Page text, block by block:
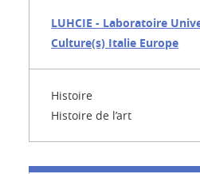
LUHCIE - Laboratoire
Culture(s) Italie Europe
Histoire
Histoire de l’art